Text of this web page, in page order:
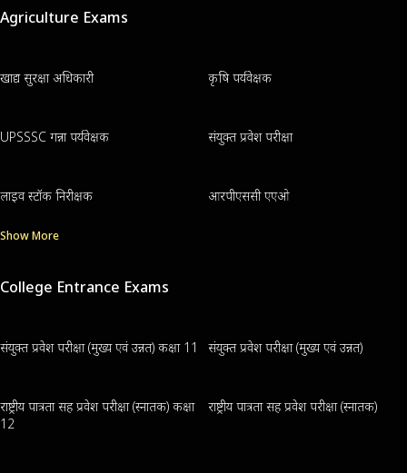
Agriculture Exams
खाद्य सुरक्षा अधिकारी कृषि पर्यवेक्षक
UPSSSC गन्ना पर्यवेक्षक संयुक्त प्रवेश परीक्षा
लाइव स्टॉक निरीक्षक आरपीएससी एएओ
Show More
College Entrance Exams
संयुक्त प्रवेश परीक्षा (मुख्य एवं उन्नत) कक्षा 11 संयुक्त प्रवेश परीक्षा (मुख्य एवं उन्नत)
राष्ट्रीय पात्रता सह प्रवेश परीक्षा (स्नातक) कक्षा
12
राष्ट्रीय पात्रता सह प्रवेश परीक्षा (स्नातक)